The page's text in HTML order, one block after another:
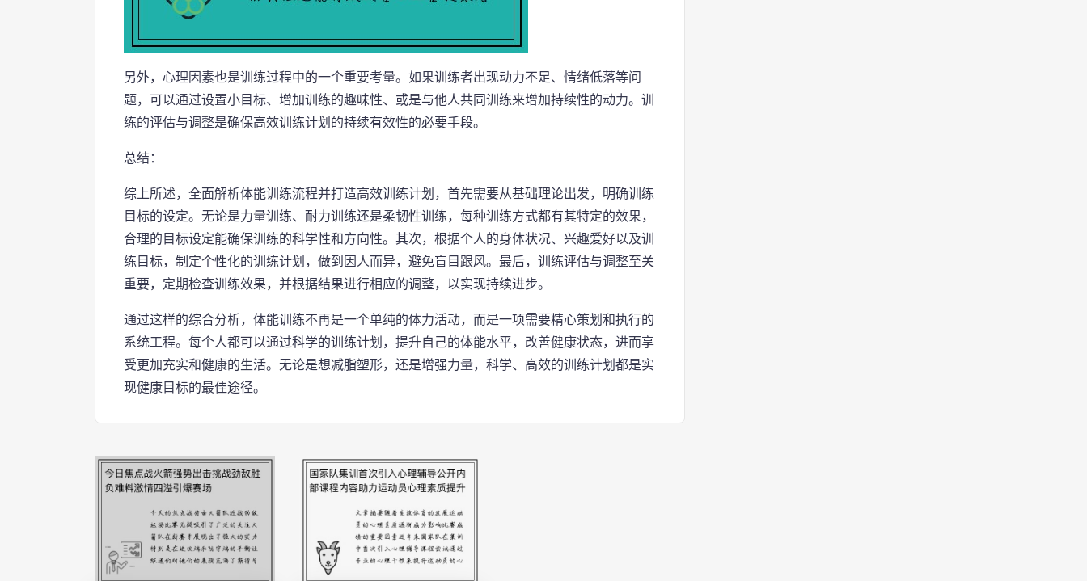
另外，心理因素也是训练过程中的一个重要考量。如果训练者出现动力不足、情绪低落等问
题，可以通过设置小目标、增加训练的趣味性、或是与他人共同训练来增加持续性的动力。训
练的评估与调整是确保高效训练计划的持续有效性的必要手段。
总结：
综上所述，全面解析体能训练流程并打造高效训练计划，首先需要从基础理论出发，明确训练
目标的设定。无论是力量训练、耐力训练还是柔韧性训练，每种训练方式都有其特定的效果，
合理的目标设定能确保训练的科学性和方向性。其次，根据个人的身体状况、兴趣爱好以及训
练目标，制定个性化的训练计划，做到因人而异，避免盲目跟风。最后，训练评估与调整至关
重要，定期检查训练效果，并根据结果进行相应的调整，以实现持续进步。
通过这样的综合分析，体能训练不再是一个单纯的体力活动，而是一项需要精心策划和执行的
系统工程。每个人都可以通过科学的训练计划，提升自己的体能水平，改善健康状态，进而享
受更加充实和健康的生活。无论是想减脂塑形，还是增强力量，科学、高效的训练计划都是实
现健康目标的最佳途径。